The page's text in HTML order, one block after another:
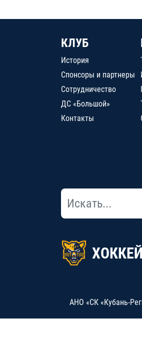
КЛУБ
История
Спонсоры и партнеры
Сотрудничество
ДС «Большой»
Контакты
АНО «СК «Кубань-